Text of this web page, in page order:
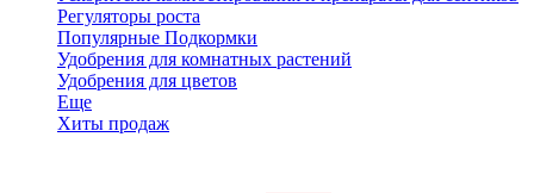
Регуляторы роста
Популярные Подкормки
Удобрения для комнатных растений
Удобрения для цветов
Еще
Хиты продаж